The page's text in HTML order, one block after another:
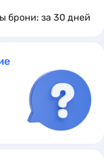
брони: за 30 дней